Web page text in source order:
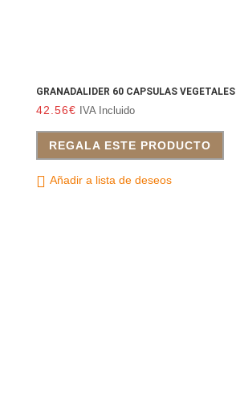
GRANADALIDER 60 CAPSULAS VEGETALES
42.56€ IVA Incluido
REGALA ESTE PRODUCTO
Añadir a lista de deseos